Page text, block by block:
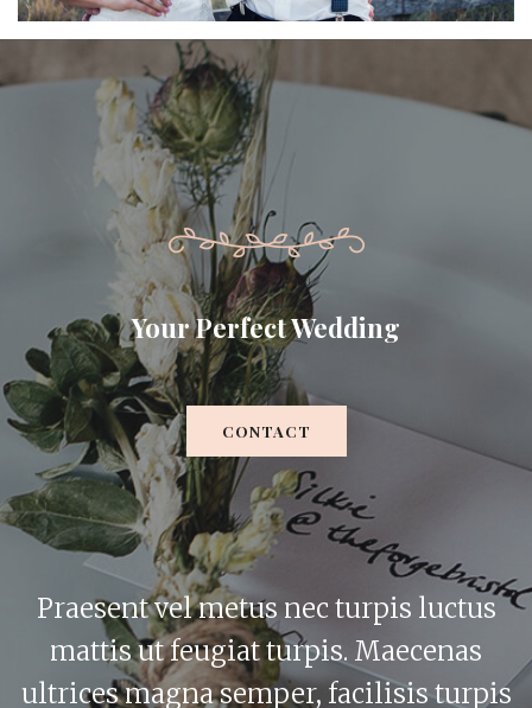
Your Perfect Wedding
CONTACT
Praesent vel metus nec turpis luctus
mattis ut feugiat turpis. Maecenas
ultrices magna semper, facilisis turpis